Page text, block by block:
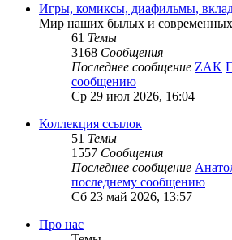
Игры, комиксы, диафильмы,
Мир наших былых и современных
61 Темы
3168 Сообщения
Последнее сообщение ZAK
сообщению
Ср 29 июл 2026, 16:04
Коллекция ссылок
51 Темы
1557 Сообщения
Последнее сообщение
последнему сообщению
Сб 23 май 2026, 13:57
Про нас